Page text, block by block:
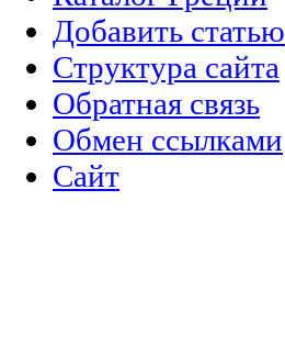
Добавить статью
Структура сайта
Обратная связь
Обмен ссылками
Сайт